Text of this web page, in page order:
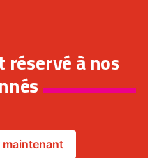
à nos
maintenant